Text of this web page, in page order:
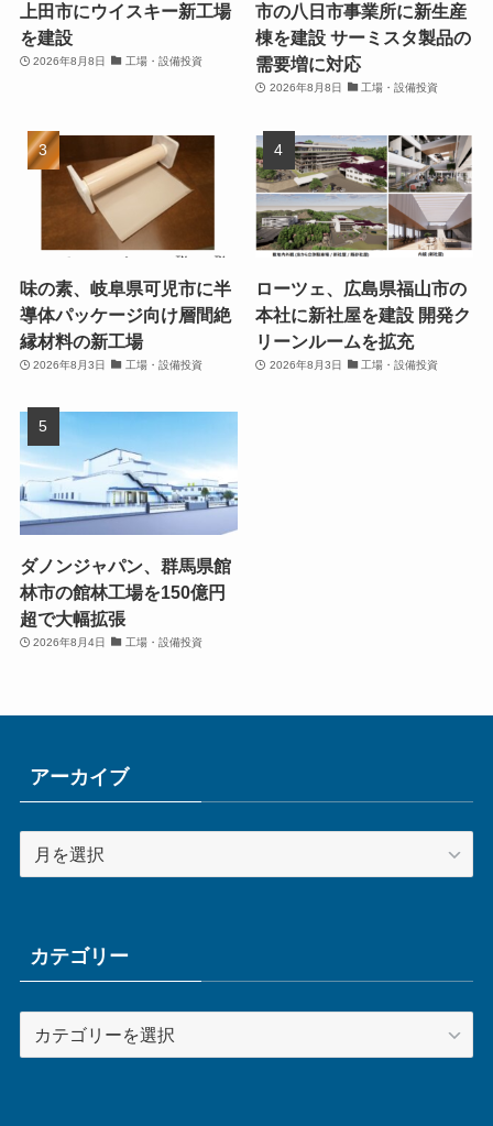
上田市にウイスキー新工場
を建設
2026年8月8日 工場・設備投資
市の八日市事業所に新生産
棟を建設 サーミスタ製品の
需要増に対応
2026年8月8日 工場・設備投資
味の素、岐阜県可児市に半
導体パッケージ向け層間絶
縁材料の新工場
2026年8月3日 工場・設備投資
ローツェ、広島県福山市の
本社に新社屋を建設 開発ク
リーンルームを拡充
2026年8月3日 工場・設備投資
ダノンジャパン、群馬県館
林市の館林工場を150億円
超で大幅拡張
2026年8月4日 工場・設備投資
アーカイブ
ー
ブカテゴリー
テ